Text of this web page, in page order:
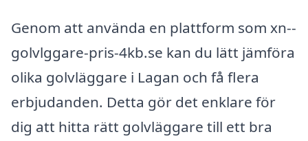
Genom att använda en plattform som xn--
golvlggare-pris-4kb.se kan du lätt jämföra
olika golvläggare i Lagan och få flera
erbjudanden. Detta gör det enklare för
dig att hitta rätt golvläggare till ett bra